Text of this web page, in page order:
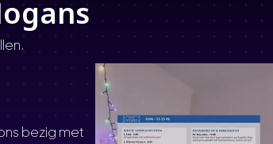
bezig met
Video
Player